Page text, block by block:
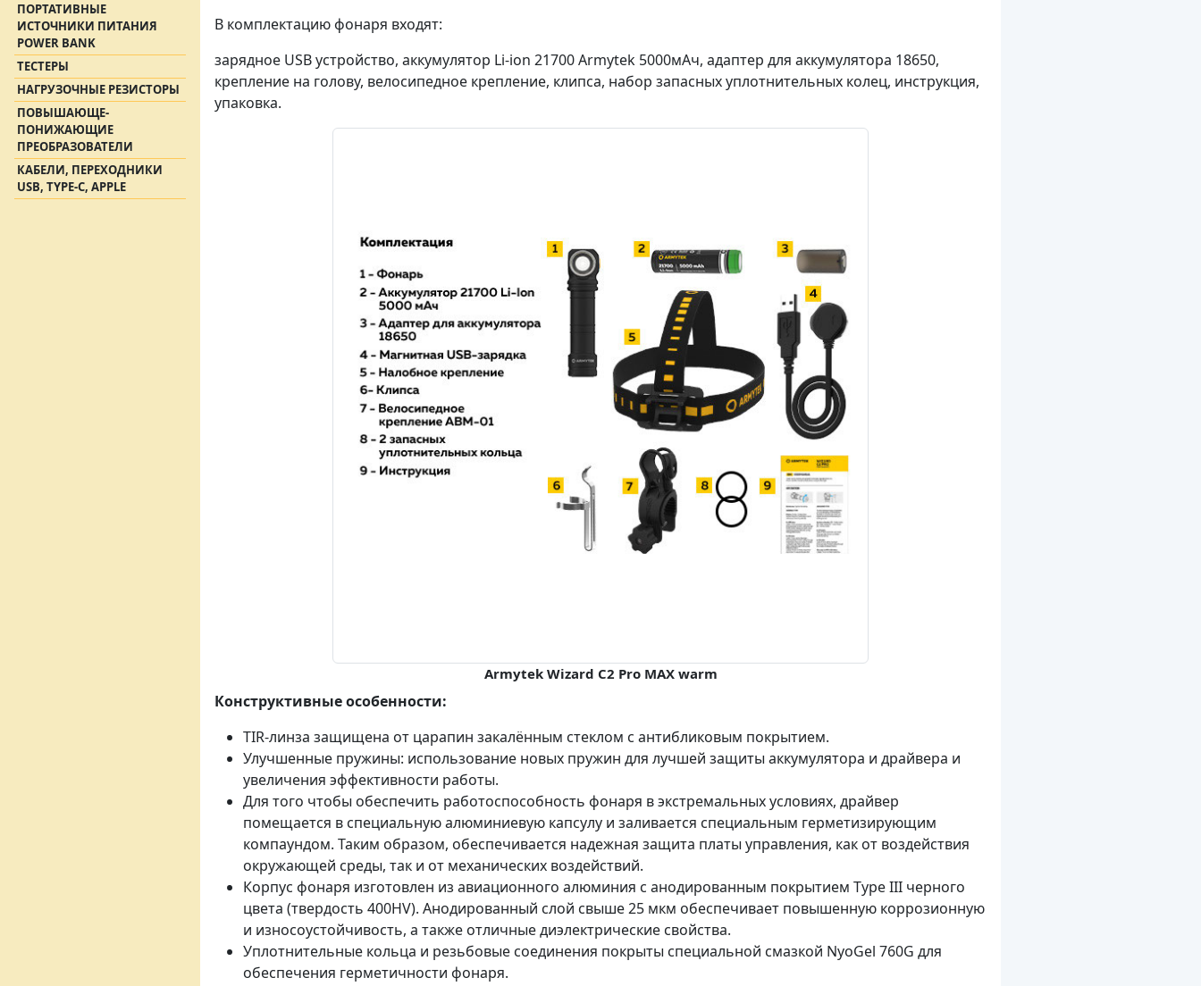
ПОРТАТИВНЫЕ
ИСТОЧНИКИ ПИТАНИЯ
POWER BANK
ТЕСТЕРЫ
НАГРУЗОЧНЫЕ РЕЗИСТОРЫ
ПОВЫШАЮЩЕ-
ПОНИЖАЮЩИЕ
ПРЕОБРАЗОВАТЕЛИ
КАБЕЛИ, ПЕРЕХОДНИКИ
USB, TYPE-C, APPLE
В комплектацию фонаря входят:
зарядное USB устройство, аккумулятор Li-ion 21700 Armytek 5000мАч, адаптер для аккумулятора 18650,
крепление на голову, велосипедное крепление, клипса, набор запасных уплотнительных колец, инструкция,
упаковка.
Armytek Wizard C2 Pro MAX warm
Конструктивные особенности:
TIR-линза защищена от царапин закалённым стеклом с антибликовым покрытием.
Улучшенные пружины: использование новых пружин для лучшей защиты аккумулятора и драйвера и
увеличения эффективности работы.
Для того чтобы обеспечить работоспособность фонаря в экстремальных условиях, драйвер
помещается в специальную алюминиевую капсулу и заливается специальным герметизирующим
компаундом. Таким образом, обеспечивается надежная защита платы управления, как от воздействия
окружающей среды, так и от механических воздействий.
Корпус фонаря изготовлен из авиационного алюминия с анодированным покрытием Type III черного
цвета (твердость 400HV). Анодированный слой свыше 25 мкм обеспечивает повышенную коррозионную
и износоустойчивость, а также отличные диэлектрические свойства.
Уплотнительные кольца и резьбовые соединения покрыты специальной смазкой NyoGel 760G для
обеспечения герметичности фонаря.